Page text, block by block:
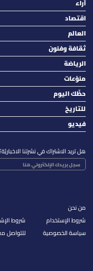
آراء
اقتصاد
العالم
ثقافة وفنون
الرياضة
منوّعات
حظّك اليوم
للتاريخ
فيديو
هل تريد الاشتراك في نشرتنا
من نحن
شروط الإستخدام
سياسة الخصوصية
شروط
للتواصل